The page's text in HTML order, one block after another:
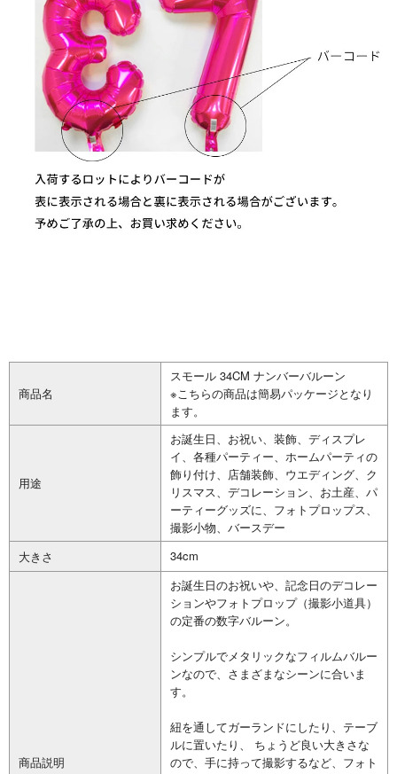
商品名
スモール 34CM ナンバーバルーン
※こちらの商品は簡易パッケージとなり
ます。
用途
お誕生日、お祝い、装飾、ディスプレ
イ、各種パーティー、ホームパーティの
飾り付け、店舗装飾、ウエディング、ク
リスマス、デコレーション、お土産、パ
ーティーグッズに、フォトプロップス、
撮影小物、バースデー
大きさ
34cm
商品説明
お誕生日のお祝いや、記念日のデコレー
ションやフォトプロップ（撮影小道具）
の定番の数字バルーン。
シンプルでメタリックなフィルムバルー
ンなので、さまざまなシーンに合いま
す。
紐を通してガーランドにしたり、テーブ
ルに置いたり、 ちょうど良い大きさな
ので、手に持って撮影するなど、フォト